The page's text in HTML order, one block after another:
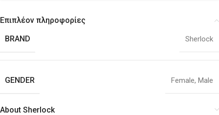
Επιπλέον πληροφορίες
BRAND
Sherlock
GENDER Female, Male
About Sherlock